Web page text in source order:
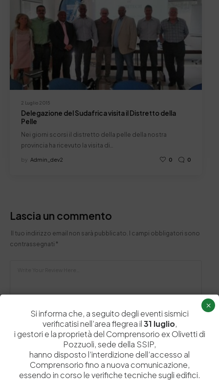
2 Luglio 2015
Delegazione del Sudafrica visita il Distretto della
Pelle
Nei giorni scorsi il distretto della pelle della nostra
provincia ha ricevuto la visita di…
by Admin_dev2 0 0
Lascia un commento
Il tuo indirizzo email non sarà pubblicato. I campi obbligatori sono
contrassegnati *
Si informa che, a seguito degli eventi sismici
verificatisi nell’area flegrea il31 luglio,
i gestori e la proprietà del Comprensorio ex Olivetti di
Pozzuoli, sede della SSIP,
hanno disposto l’interdizione dell’accesso al
Comprensorio fino a nuova comunicazione,
essendo in corso le verifiche tecniche sugli edifici.
×